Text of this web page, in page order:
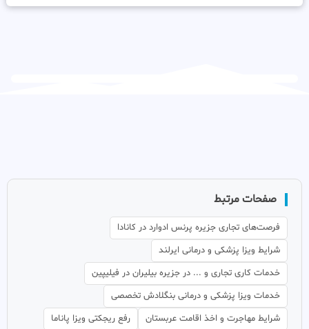
صفحات مرتبط
فرصت‌های تجاری جزیره پرنس ادوارد در کانادا
شرایط ویزا پزشکی و درمانی ایرلند
خدمات کاری تجاری و ... در جزیره بیلیران در فیلیپین
خدمات ویزا پزشکی و درمانی بنگلادش تخصصی
شرایط مهاجرت و اخذ اقامت عربستان
رفع ریجکتی ویزا پاناما